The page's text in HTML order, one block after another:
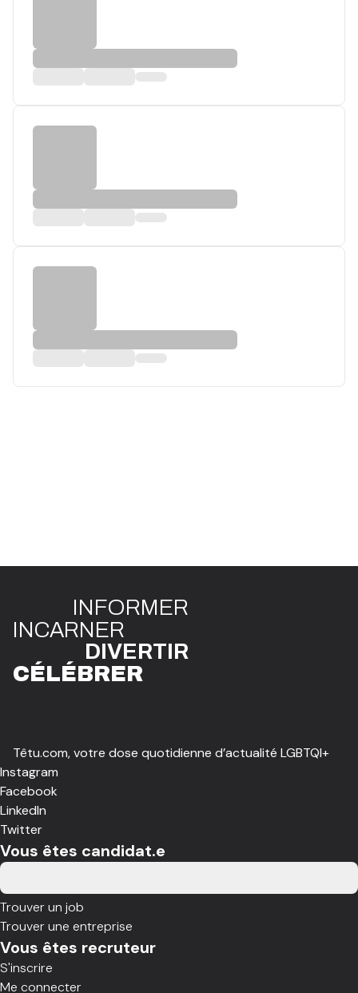
INFORMER
INCARNER
DIVERTIR
CÉLÉBRER
Têtu.com, votre dose quotidienne d’actualité LGBTQI+
Instagram
Facebook
LinkedIn
Twitter
Vous êtes candidat.e
Trouver un job
Trouver une entreprise
Vous êtes recruteur
S'inscrire
Me connecter